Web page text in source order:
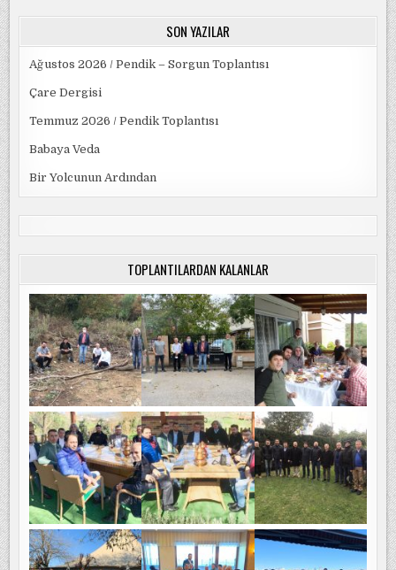
SON YAZILAR
Ağustos 2026 / Pendik – Sorgun Toplantısı
Çare Dergisi
Temmuz 2026 / Pendik Toplantısı
Babaya Veda
Bir Yolcunun Ardından
TOPLANTILARDAN KALANLAR